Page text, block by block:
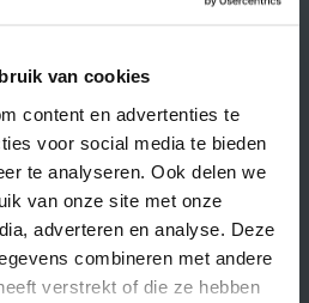
van cookies
content en advertenties te
voor social media te bieden
te analyseren. Ook delen we
van onze site met onze
adverteren en analyse. Deze
combineren met andere
verstrekt of die ze hebben